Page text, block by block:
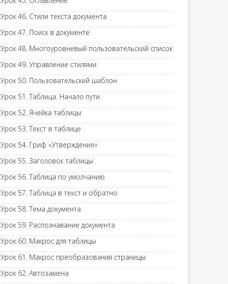
Урок 46. Стили текста документа
Урок 47. Поиск в документе
Урок 48. Многоуровневый пользовательский список
Урок 49. Управление стилями
Урок 50. Пользовательский шаблон
Урок 51. Таблица. Начало пути
Урок 52. Ячейка таблицы
Урок 53. Текст в таблице
Урок 54. Гриф «Утверждение»
Урок 55. Заголовок таблицы
Урок 56. Таблица по умолчанию
Урок 57. Таблица в текст и обратно
Урок 58. Тема документа
Урок 59. Распознавание документа
Урок 60. Макрос для таблицы
Урок 61. Макрос преобразования страницы
Урок 62. Автозамена